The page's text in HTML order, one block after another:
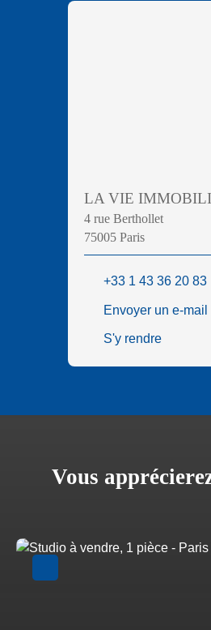
LA VIE
4 rue Berthollet
75005 Paris
+33 1 43 36 20 83
Envoyer un e-mail
S'y rendre
Vous